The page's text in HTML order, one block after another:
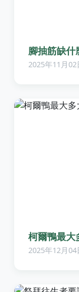
腳抽筋缺
2025年11月02
柯爾鴨最大
2025年12月04